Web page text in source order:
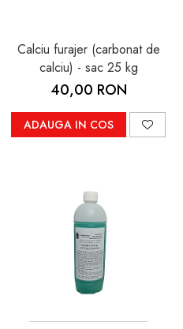
Calciu furajer (carbonat de
calciu) - sac 25 kg
40,00 RON
ADAUGA IN COS